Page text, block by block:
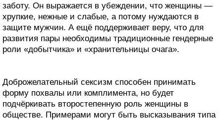
заботу. Он выражается в убеждении, что женщины —
хрупкие, нежные и слабые, а потому нуждаются в
защите мужчин. А ещё поддерживает веру, что для
развития пары необходимы традиционные гендерные
роли «добытчика» и «хранительницы очага».
Доброжелательный сексизм способен принимать
форму похвалы или комплимента, но будет
подчёркивать второстепенную роль женщины в
обществе. Примерами могут быть высказывания типа